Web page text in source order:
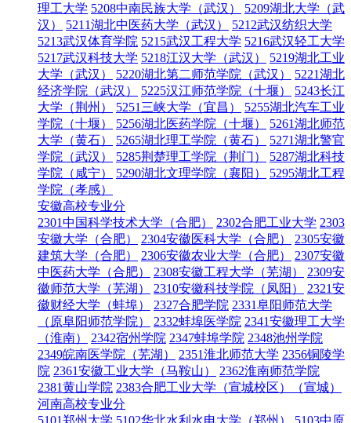
理工大学 5208中南民族大学（武汉）
5209湖北大学（武
汉）
5211湖北中医药大学（武汉）
5212武汉纺织大学
5213武汉体育学院 5215武汉工程大学 5216武汉轻工大学
5217武汉科技大学 5218江汉大学（武汉）
5219湖北工业
大学（武汉）
5220湖北第二师范学院（武汉）
5221湖北
经济学院（武汉）
5225汉江师范学院（十堰）
5243长江
大学（荆州）
5251三峡大学（宜昌）
5255湖北汽车工业
学院（十堰）
5256湖北医药学院（十堰）
5261湖北师范
大学（黄石）
5265湖北理工学院（黄石）
5271湖北警官
学院（武汉）
5285荆楚理工学院（荆门）
5287湖北科技
学院（咸宁）
5290湖北文理学院（襄阳）
5295湖北工程
学院（孝感）
安徽高校专业分
2301中国科学技术大学（合肥）
2302合肥工业大学 2303
安徽大学（合肥）
2304安徽医科大学（合肥）
2305安徽
建筑大学（合肥）
2306安徽农业大学（合肥）
2307安徽
中医药大学（合肥）
2308安徽工程大学（芜湖）
2309安
徽师范大学（芜湖）
2310安徽科技学院（凤阳）
2321安
徽财经大学（蚌埠）
2327合肥学院 2331阜阳师范大学
（原阜阳师范学院）
2332蚌埠医学院 2341安徽理工大学
（淮南）
2342宿州学院 2347蚌埠学院 2348池州学院
2349皖南医学院（芜湖）
2351淮北师范大学 2356铜陵学
院 2361安徽工业大学（马鞍山）
2362淮南师范学院
2381黄山学院 2383合肥工业大学（宣城校区）（宣城）
河南高校专业分
5101郑州大学 5102华北水利水电大学（郑州） 5103中原